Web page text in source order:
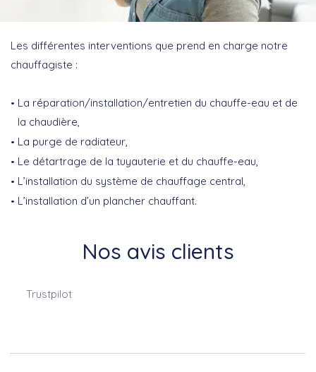
Les différentes interventions que prend en charge notre
chauffagiste :
La réparation/installation/entretien du chauffe-eau et de
la chaudière,
La purge de radiateur,
Le détartrage de la tuyauterie et du chauffe-eau,
L’installation du système de chauffage central,
L’installation d’un plancher chauffant.
Nos avis clients
Trustpilot